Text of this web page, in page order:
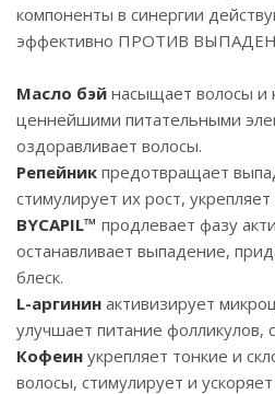
компоненты в синергии
эффективно ПРОТИВ
Масло бэй насыщает волосы и
ценнейшими питательными
оздоравливает волосы.
Репейник предотвращает
стимулирует их рост,
BYCAPIL™ продлевает фазу
останавливает выпадение,
блеск.
L-аргинин активизирует
улучшает питание фолликулов,
Кофеин укрепляет тонкие и
волосы, стимулирует и